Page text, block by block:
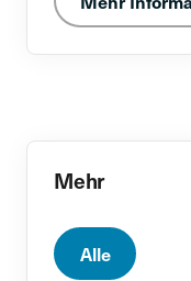
Mehr
Alle